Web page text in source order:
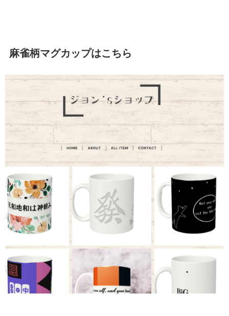
麻雀柄マグカップはこちら